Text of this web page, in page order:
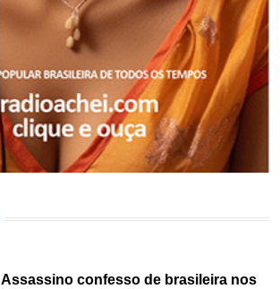
Assassino confesso de brasileira nos